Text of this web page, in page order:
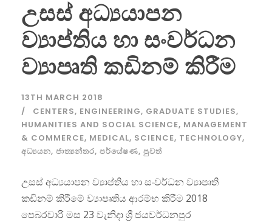
උසස් අධ්‍යයාපන
ව්‍යාප්තිය හා සංවර්ධන
ව්‍යාපෘති කඩිනම් කිරීම
13TH MARCH 2018
CENTERS, ENGINEERING, GRADUATE STUDIES,
HUMANITIES AND SOCIAL SCIENCE, MANAGEMENT
& COMMERCE, MEDICAL, SCIENCE, TECHNOLOGY,
අධ්‍යයන, ජාත්‍යන්තර, පර්යේෂණ, පුවත්
උසස් අධ්‍යයාපන ව්‍යාප්තිය හා සංවර්ධන ව්‍යාපෘති
කඩිනම් කිරීමේ ව්‍යාපෘතිය ආරම්භ කිරීම 2018
පෙබරවාරි මස 23 වැනිදා ශ්‍රී ජයවර්ධනපුර